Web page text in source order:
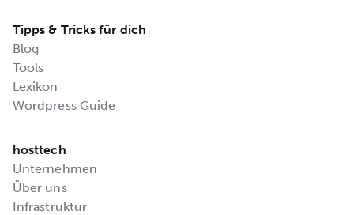
Tipps & Tricks für dich
Blog
Tools
Lexikon
Wordpress Guide
hosttech
Unternehmen
Über uns
Infrastruktur